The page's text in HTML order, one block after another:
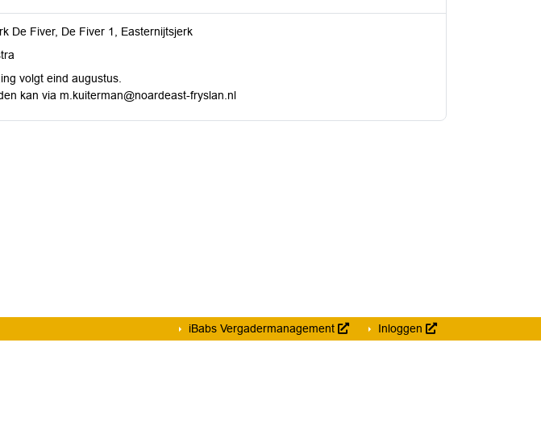
De Fiver, De Fiver 1, Easternijtsjerk
volgt eind augustus.
kan via m.kuiterman@noardeast-fryslan.nl
iBabs Vergadermanagement Inloggen